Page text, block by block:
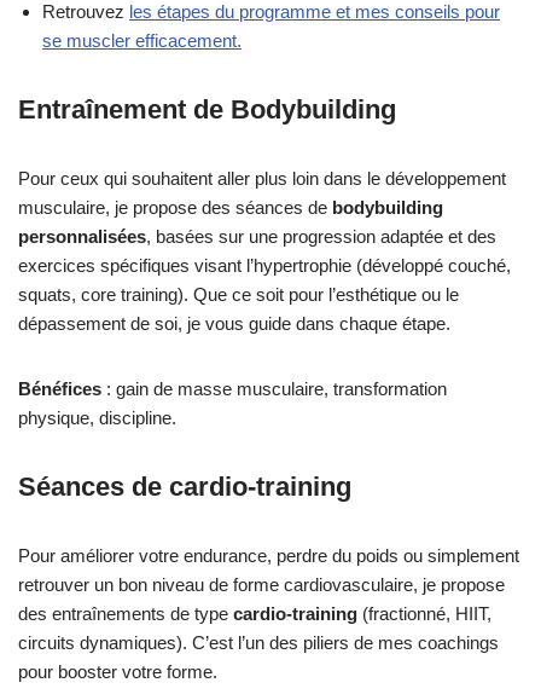
Retrouvez les étapes du programme et mes conseils pour
se muscler efficacement.
Entraînement de Bodybuilding
Pour ceux qui souhaitent aller plus loin dans le développement
musculaire, je propose des séances de bodybuilding
personnalisées, basées sur une progression adaptée et des
exercices spécifiques visant l’hypertrophie (développé couché,
squats, core training). Que ce soit pour l’esthétique ou le
dépassement de soi, je vous guide dans chaque étape.
Bénéfices : gain de masse musculaire, transformation
physique, discipline.
Séances de cardio-training
Pour améliorer votre endurance, perdre du poids ou simplement
retrouver un bon niveau de forme cardiovasculaire, je propose
des entraînements de type cardio-training (fractionné, HIIT,
circuits dynamiques). C’est l’un des piliers de mes coachings
pour booster votre forme.